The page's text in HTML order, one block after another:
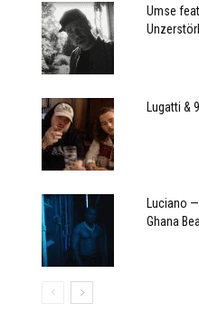
Umse
Lugatti &
Luciano
Ghana